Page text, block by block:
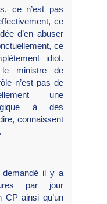
ce n’est pas
ce
d’en abuser
ce
idiot.
ministre de
n’est pas de
une
à des
connaissent
demandé il y a
par jour
ainsi qu’un